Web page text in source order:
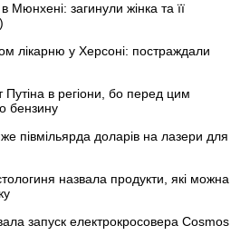
Мюнхені: загинули жінка та її
лікарню у Херсоні: постраждали
Путіна в регіони, бо перед цим
бензину
півмільярда доларів на лазери для
назвала продукти, які можна
запуск електрокросовера Cosmos